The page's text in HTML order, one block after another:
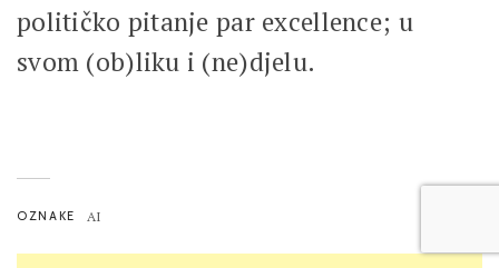
političko pitanje par excellence; u
svom (ob)liku i (ne)djelu.
OZNAKE AI